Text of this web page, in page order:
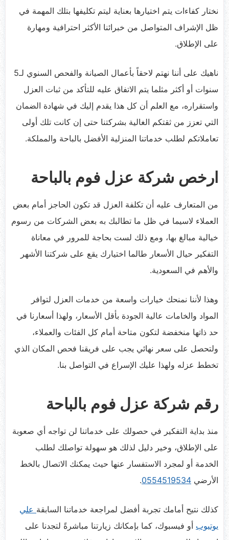
نختار كفاءات يتم اختيارها بعناية ليتم تكليفها بتلك المهمة في
ظل الإشراف المتواصل من خبرائنا الأكثر احترافية ومهارة
على الإطلاق.
ناهيك على أننا نهتم لاحقاً بأعمال الصيانة والفحص السنوي لـ5
سنوات أو أكثر مثلما يتم الاتفاق عليه للتأكد من ثبات العزل
واستقراره، مع العلم أن كل هذا يقدم إليك في شهادة الضمان
التي تعزز من ثقتكم الغالية بشركتنا حتى إن كانت تلك أولى
تعاملاتكم لطلب خدماتنا المنزلية الأفضل بالباحة والمملكة.
ارخص شركة عزل فوم بالباحة
من المتعارف عليه أن تكلفة العزل قد تكون الحاجز أمام بعض
العملاء لاسيما في ظل ما تطالبك به بعض الشركات من رسوم
خيالية مبالغ بها، ومع ذلك لست بحاجة للمرور في معاناة
التفكير حيال الأسعار طالما اختيارك يقع على شركتنا الأشهر
والأهم في السعودية.
وهذا لأننا نمنحك خيارات واسعة من خدمات العزل لتوافر
المواد والخامات عالية الجودة بأقل الأسعار، ولهذا أسعارنا في
حد ذاتها منخفضة لتكون متاحة أمام كل الفئات والعملاء،
ولتحصل على سعر نهائي يجب على فريقنا فحص المكان الذي
تخطط عزله ولهذا عليك الإسراع في التواصل بنا.
رقم شركة عزل فوم بالباحة
منذ بداية التفكير في حصولك على خدماتنا لن تواجه أي صعوبة
على الإطلاق، وخير دليل لذلك هو سهولة تواصلك لطلب
الخدمة أو لمجرد الاستفسار عنها حيث يمكنك الاتصال بالخط
الأرضي 0554519534
.
كذلك نتيح أمامك تجربة أفضل لمراجعة خدماتنا السابقة علي
يوتيوب أو فيسبوك، كما بإمكانك زيارتنا مباشرةً لتجدنا على